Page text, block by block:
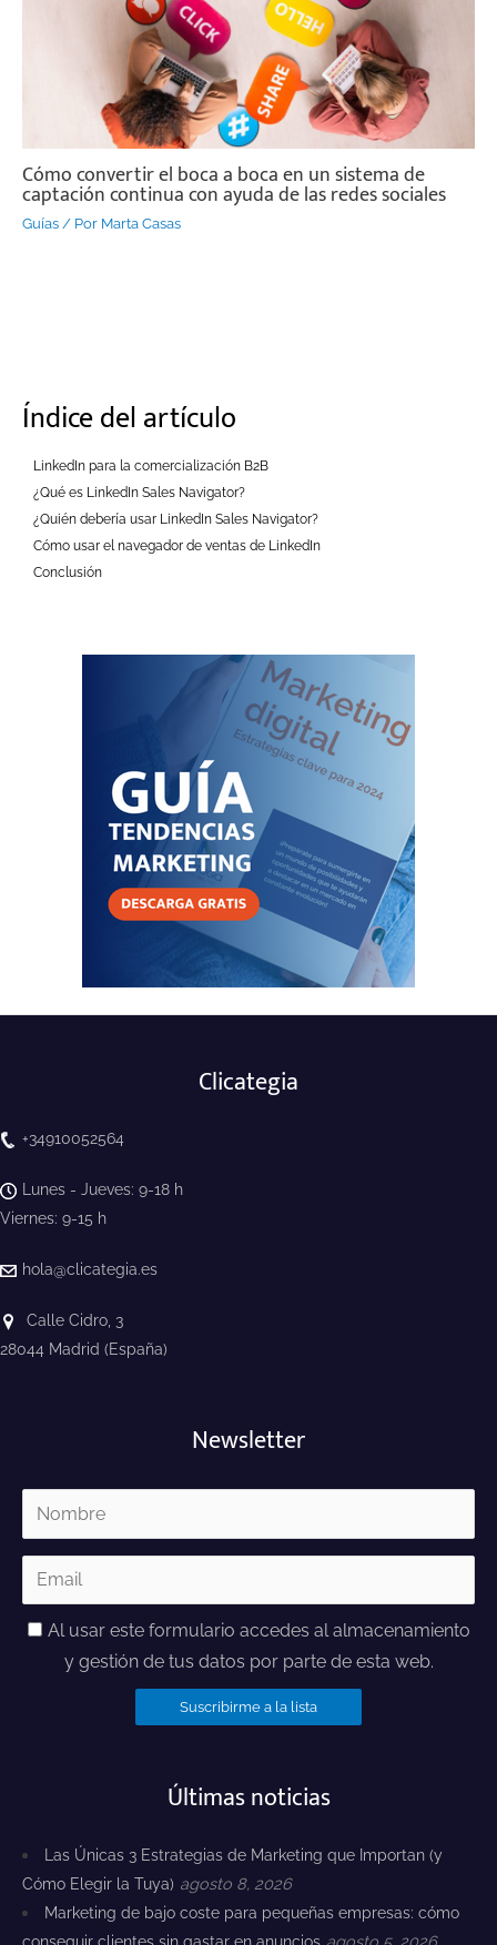
Cómo convertir el boca a boca en un sistema de
captación continua con ayuda de las redes sociales
Guías / Por Marta Casas
Índice del artículo
LinkedIn para la comercialización B2B
¿Qué es LinkedIn Sales Navigator?
¿Quién debería usar LinkedIn Sales Navigator?
Cómo usar el navegador de ventas de LinkedIn
Conclusión
Clicategia
+34910052564
Lunes - Jueves: 9-18 h
Viernes: 9-15 h
hola@clicategia.es
Calle Cidro, 3
28044 Madrid (España)
Newsletter
Al usar este formulario accedes al almacenamiento
y gestión de tus datos por parte de esta web.
Últimas noticias
Las Únicas 3 Estrategias de Marketing que Importan (y
Cómo Elegir la Tuya) agosto 8, 2026
Marketing de bajo coste para pequeñas empresas: cómo
conseguir clientes sin gastar en anuncios agosto 5, 2026